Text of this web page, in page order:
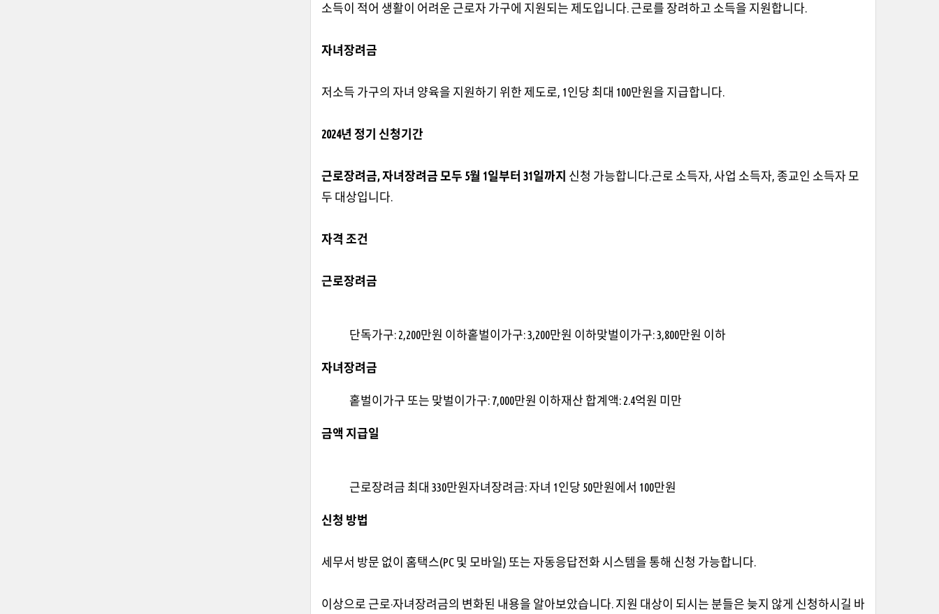
소득이 적어 생활이 어려운 근로자 가구에 지원되는 제도입니다. 근로를 장려하고 소득을 지원합니다.
자녀장려금
저소득 가구의 자녀 양육을 지원하기 위한 제도로, 1인당 최대 100만원을 지급합니다.
2024년 정기 신청기간
근로장려금, 자녀장려금 모두 5월 1일부터 31일까지 신청 가능합니다.근로 소득자, 사업 소득자, 종교인 소득자 모
두 대상입니다.
자격 조건
근로장려금
단독가구: 2,200만원 이하홑벌이가구: 3,200만원 이하맞벌이가구: 3,800만원 이하
자녀장려금
홑벌이가구 또는 맞벌이가구: 7,000만원 이하재산 합계액: 2.4억원 미만
금액 지급일
근로장려금 최대 330만원자녀장려금: 자녀 1인당 50만원에서 100만원
신청 방법
세무서 방문 없이 홈택스(PC 및 모바일) 또는 자동응답전화 시스템을 통해 신청 가능합니다.
이상으로 근로·자녀장려금의 변화된 내용을 알아보았습니다. 지원 대상이 되시는 분들은 늦지 않게 신청하시길 바